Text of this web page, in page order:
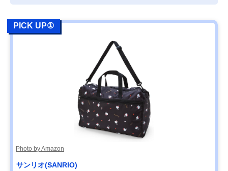
PICK UP①
Photo by Amazon
サンリオ(SANRIO)